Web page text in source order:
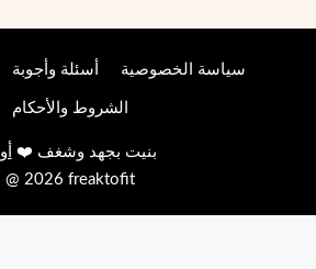
أسئلة وأجوبة سياسة الخصوصية
الشروط والأحكام
بنيت بجهد وشغف ❤️
@ 2026 freaktofit